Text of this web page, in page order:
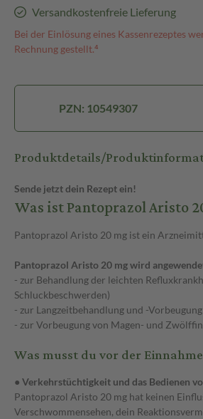
Versandkostenfreie Lieferung
Bei der Einlösung eines Kassenrezeptes
Rechnung gestellt.⁴
PZN: 10549307
Produktdetails/
Sende jetzt dein Rezept ein!
Was ist Pantoprazol Aristo
Pantoprazol Aristo 20 mg ist ein
Pantoprazol Aristo 20 mg wird
- zur Behandlung der leichten
Schluckbeschwerden)
- zur Langzeitbehandlung und -
- zur Vorbeugung von Magen- und
Was musst du vor der
● Verkehrstüchtigkeit und das Bedienen
Pantoprazol Aristo 20 mg hat keinen
Verschwommensehen, dein